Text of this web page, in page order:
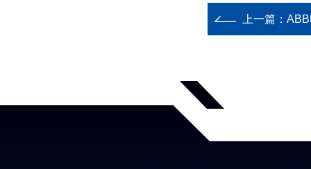
上一篇：